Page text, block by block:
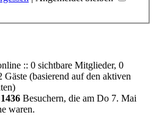
:: 0 sichtbare Mitglieder, 0
(basierend auf den aktiven
1436 Besuchern, die am Do 7. Mai
waren.